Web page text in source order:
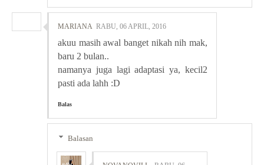
MARIANA RABU, 06 APRIL, 2016
akuu masih awal banget nikah nih mak,
baru 2 bulan..
namanya juga lagi adaptasi ya, kecil2
pasti ada lahh :D
Balas
Balasan